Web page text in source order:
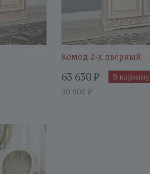
Комод 2-х дверный
63 630₽
90 900 ₽
В корзину